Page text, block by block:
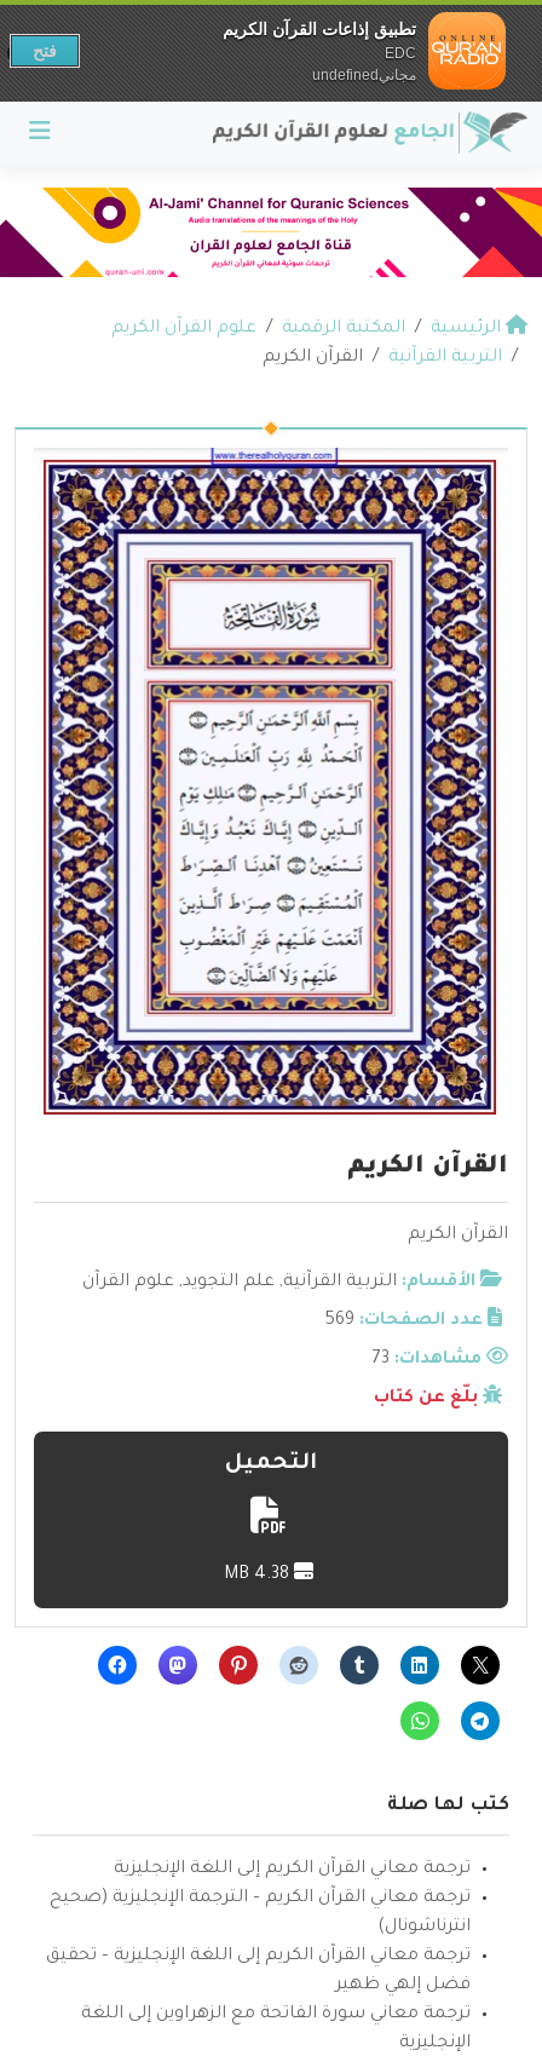
الرئيسية المكتبة الرقمية
علوم القرآن الكريم
التربية القرآنية
القرآن الكريم
القرآن الكريم
القرآن الكريم
الأقسام: التربية القرآنية, علم التجويد, علوم القرآن
عدد الصفحات: 569
مشاهدات:
بلّغ عن كتاب
التحميل
كتب لها صلة
ترجمة معاني القرآن الكريم إلى اللغة الإنجليزية
ترجمة معاني القرآن الكريم – الترجمة الإنجليزية (صحيح
انترناشونال)
ترجمة معاني القرآن الكريم إلى اللغة الإنجليزية – تحقيق
فضل إلهي ظهير
ترجمة معاني سورة الفاتحة مع الزهراوين إلى اللغة
الإنجليزية
تطبيق إذاعات القرآن الكريم
EDC
مجانيundefined
فتح